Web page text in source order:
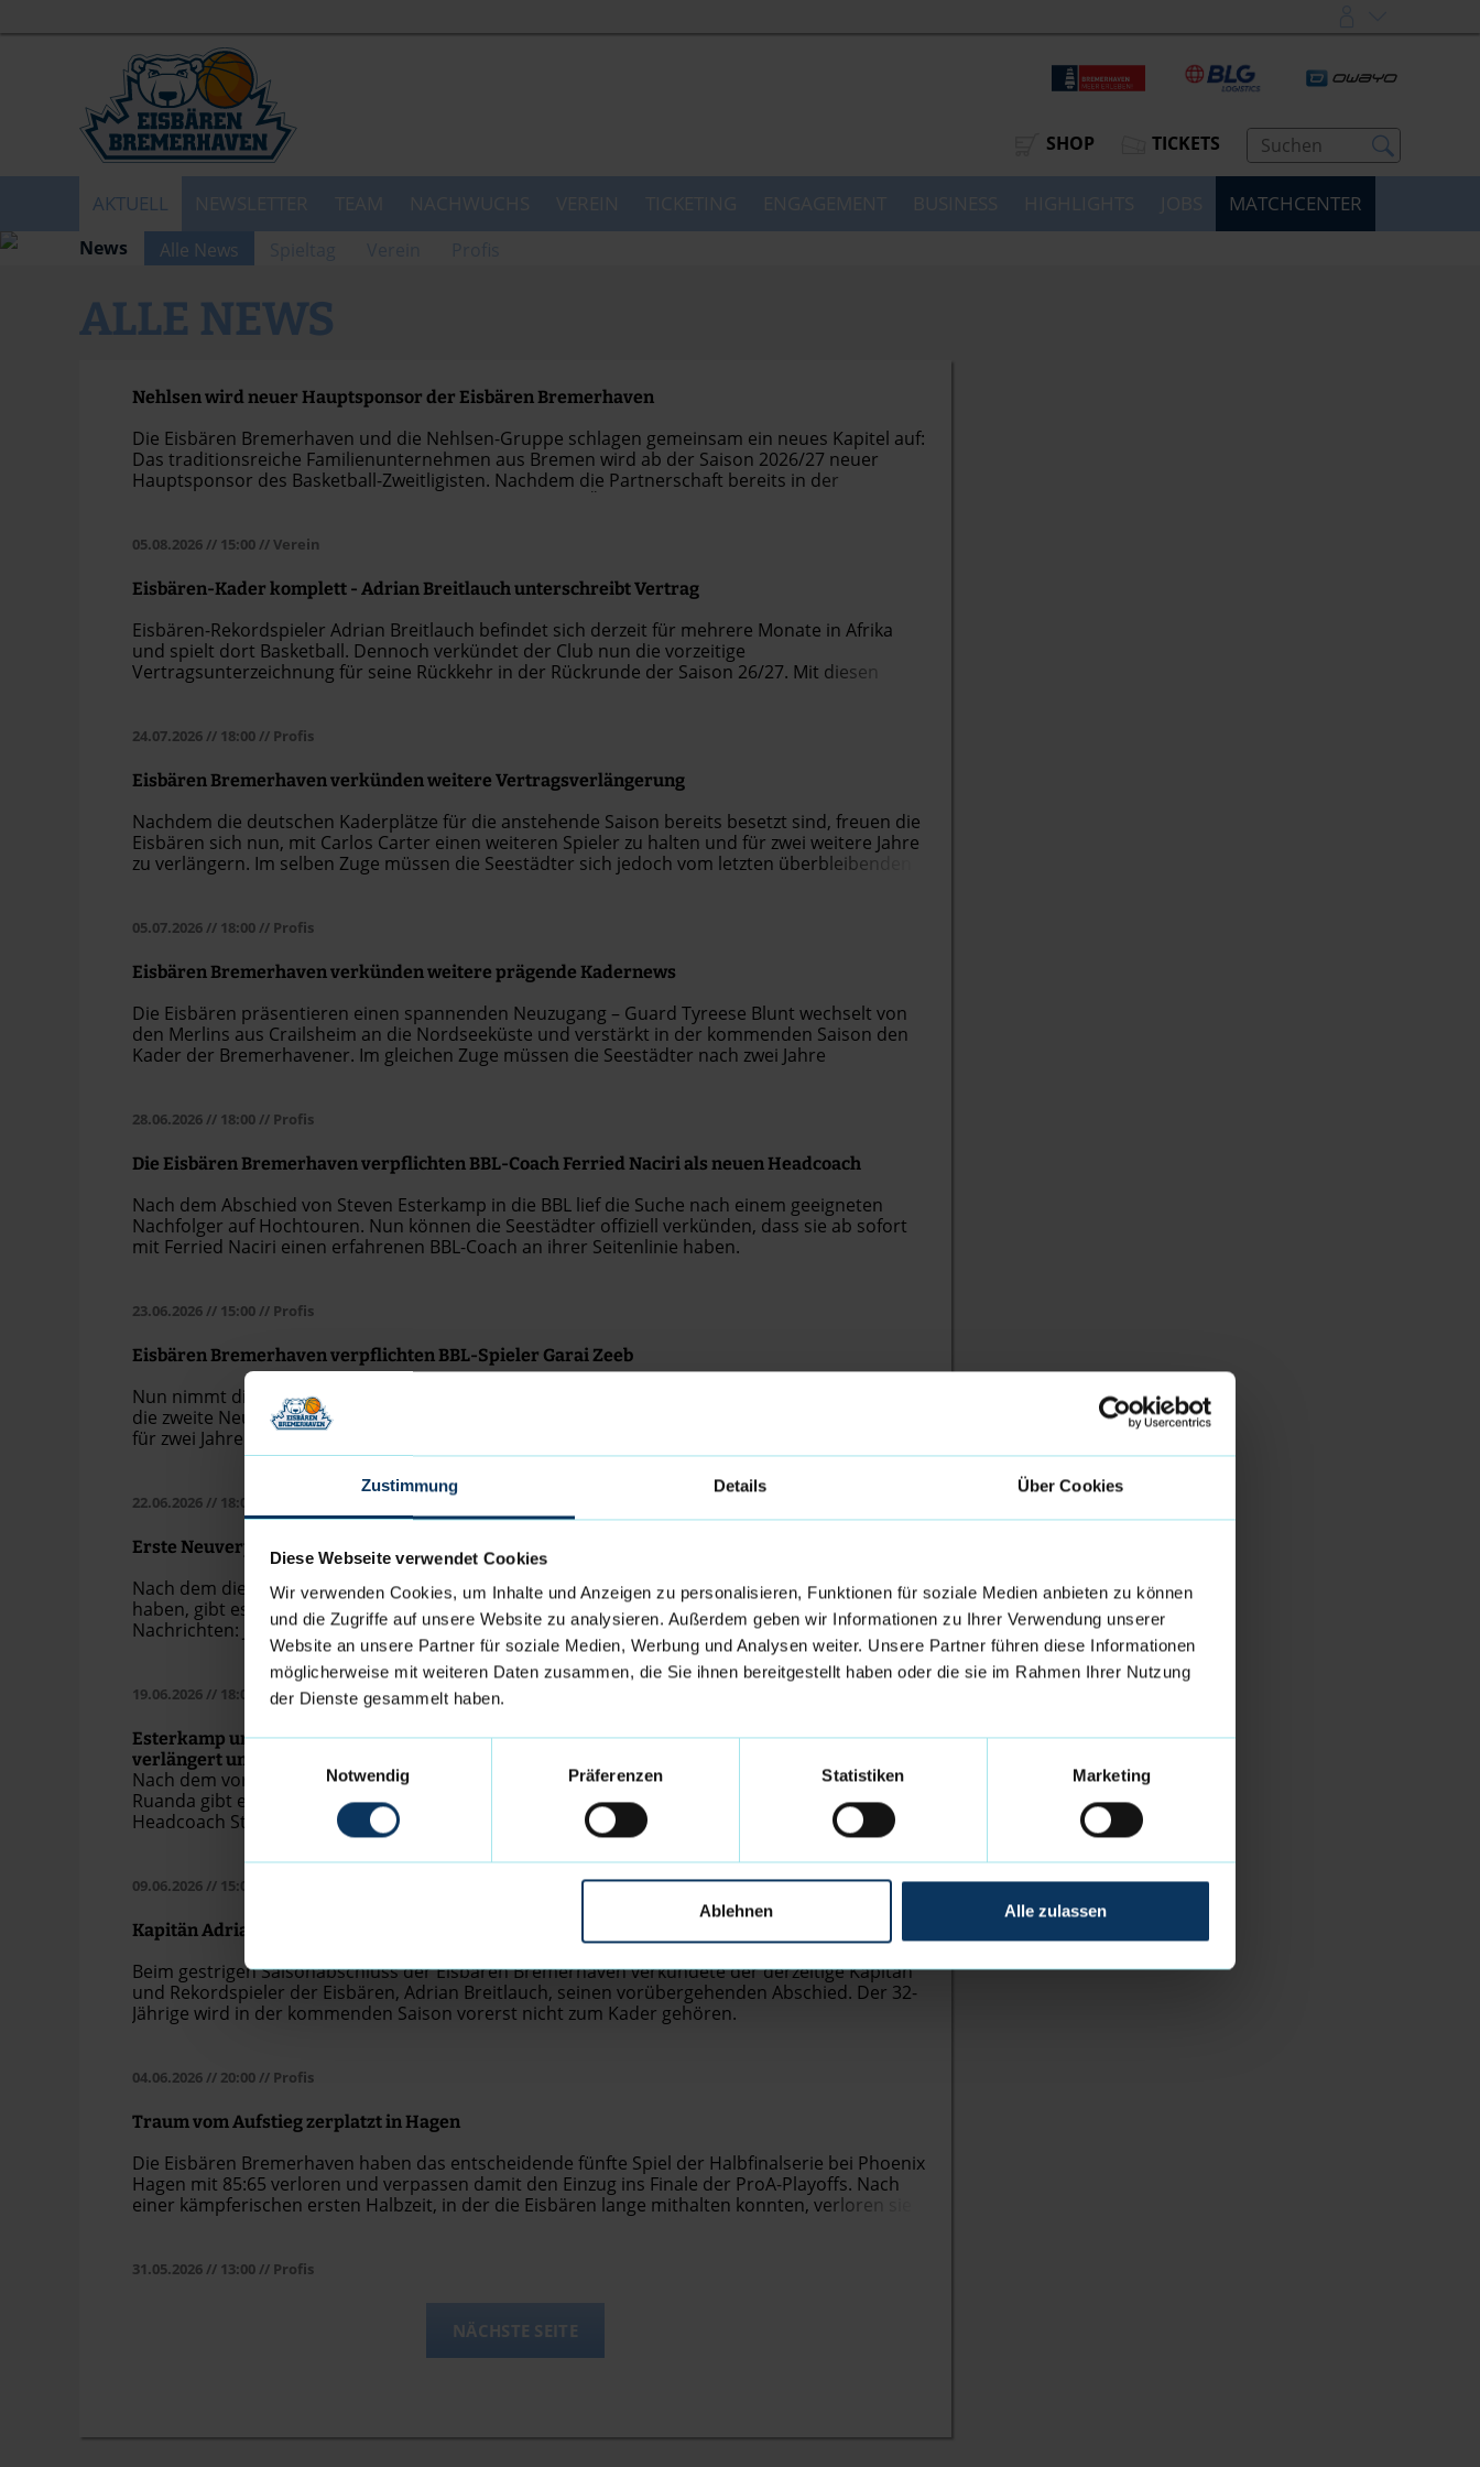
Zustimmung Details Über Cookies
Diese Webseite verwendet Cookies
Wir verwenden Cookies, um Inhalte und Anzeigen zu personalisieren, Funktionen für soziale Medien anbieten zu können
und die Zugriffe auf unsere Website zu analysieren. Außerdem geben wir Informationen zu Ihrer Verwendung unserer
Website an unsere Partner für soziale Medien, Werbung und Analysen weiter. Unsere Partner führen diese Informationen
möglicherweise mit weiteren Daten zusammen, die Sie ihnen bereitgestellt haben oder die sie im Rahmen Ihrer Nutzung
der Dienste gesammelt haben.
Einwilligungsauswahl
Notwendig
Präferenzen Statistiken Marketing
Ablehnen Alle zulassen
SHOP TICKETS
AKTUELL MATCHCENTER
News Alle News
ALLE NEWS
Nehlsen wird neuer Hauptsponsor der Eisbären Bremerhaven
Die Eisbären Bremerhaven und die Nehlsen-Gruppe schlagen gemeinsam ein neues Kapitel auf:
Das traditionsreiche Familienunternehmen aus Bremen wird ab der Saison 2026/27 neuer
Hauptsponsor des Basketball-Zweitligisten. Nachdem die Partnerschaft bereits in der
05.08.2026// 15:00// Verein
Eisbären-Kader komplett - Adrian Breitlauch unterschreibt Vertrag
Eisbären-Rekordspieler Adrian Breitlauch befindet sich derzeit für mehrere Monate in Afrika
und spielt dort Basketball. Dennoch verkündet der Club nun die vorzeitige
Vertragsunterzeichnung für seine Rückkehr in der Rückrunde der Saison 26/27. Mit diesen
24.07.2026// 18:00// Profis
Eisbären Bremerhaven verkünden weitere Vertragsverlängerung
Nachdem die deutschen Kaderplätze für die anstehende Saison bereits besetzt sind, freuen die
Eisbären sich nun, mit Carlos Carter einen weiteren Spieler zu halten und für zwei weitere Jahre
zu verlängern. Im selben Zuge müssen die Seestädter sich jedoch vom letzten überbleibenden
05.07.2026// 18:00// Profis
Eisbären Bremerhaven verkünden weitere prägende Kadernews
Die Eisbären präsentieren einen spannenden Neuzugang – Guard Tyreese Blunt wechselt von
den Merlins aus Crailsheim an die Nordseeküste und verstärkt in der kommenden Saison den
Kader der Bremerhavener. Im gleichen Zuge müssen die Seestädter nach zwei Jahre
28.06.2026// 18:00// Profis
Die Eisbären Bremerhaven verpflichten BBL-Coach Ferried Naciri als neuen Headcoach
Nach dem Abschied von Steven Esterkamp in die BBL lief die Suche nach einem geeigneten
Nachfolger auf Hochtouren. Nun können die Seestädter offiziell verkünden, dass sie ab sofort
mit Ferried Naciri einen erfahrenen BBL-Coach an ihrer Seitenlinie haben.
23.06.2026// 15:00// Profis
Eisbären Bremerhaven verpflichten BBL-Spieler Garai Zeeb
Nun nimmt die Kaderplanung der Eisbären Bremerhaven Fahrt auf – die Seestädter verkünden
die zweite Neuverpflichtung. Ab kommender Saison wird der erfahrene BBL-Spieler Garai Zeeb
für zwei Jahre das Eisbärentrikot tragen und als deutscher Guard im Kader stehen.
22.06.2026 // 18:00
Erste Neuverpflichtung bei den Eisbären sowie Vertragsverlängerung von Jordan Samare
Nach dem die Eisbären in den vergangenen Wochen mehrere Spieler in die BBL verabschiedet
haben, gibt es nach der Vertragsverlängerung von Hendrik Warner nun weitere positive
Nachrichten: Jordan Samare bleibt ebenfalls Teil des Kaders und Vincent Friederici feiert sein
Homecoming in Bremerhaven!
19.06.2026 // 18:00 // Profis
Esterkamp und von Seckendorff verlassen die Eisbären Bremerhaven – Hendrik Warner
verlängert um Zwei Jahre
Nach dem vorübergehenden Abschied von Kapitän und Rekordspieler Adrian Breitlauch nach
Ruanda gibt es weitere Updates zum Kader der Eisbären Bremerhaven für die Saison 26/27.
Headcoach Steven Esterkamp (Jena) und Jannis von Seckendorff (Chemnitz) zieht es in die BBL,
während Center Hendrik Warner um zwei weitere Jahre verlängert hat.
09.06.2026 // 15:00
Kapitän Adrian Breitlauch spielt die nächsten Monate Basketball in Afrika
Beim gestrigen Saisonabschluss der Eisbären Bremerhaven verkündete der derzeitige Kapitän
und Rekordspieler der Eisbären, Adrian Breitlauch, seinen vorübergehenden Abschied. Der 32-
Jährige wird in der kommenden Saison vorerst nicht zum Kader gehören.
04.06.2026// 20:00// Profis
Traum vom Aufstieg zerplatzt in Hagen
Die Eisbären Bremerhaven haben das entscheidende fünfte Spiel der Halbfinalserie bei Phoenix
Hagen mit 85:65 verloren und verpassen damit den Einzug ins Finale der ProA-Playoffs. Nach
einer kämpferischen ersten Halbzeit, in der die Eisbären lange mithalten konnten, verloren sie
31.05.2026// 13:00// Profis
NÄCHSTE SEITE